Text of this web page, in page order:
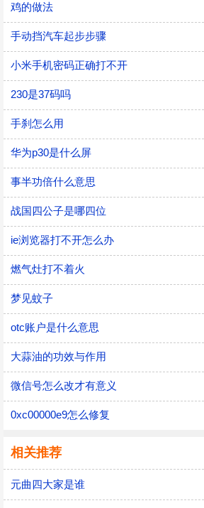
鸡的做法
手动挡汽车起步步骤
小米手机密码正确打不开
230是37码吗
手刹怎么用
华为p30是什么屏
事半功倍什么意思
战国四公子是哪四位
ie浏览器打不开怎么办
燃气灶打不着火
梦见蚊子
otc账户是什么意思
大蒜油的功效与作用
微信号怎么改才有意义
0xc00000e9怎么修复
相关推荐
元曲四大家是谁